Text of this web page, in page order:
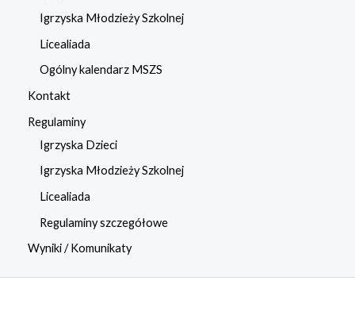
Igrzyska Młodzieży Szkolnej
Licealiada
Ogólny kalendarz MSZS
Kontakt
Regulaminy
Igrzyska Dzieci
Igrzyska Młodzieży Szkolnej
Licealiada
Regulaminy szczegółowe
Wyniki / Komunikaty